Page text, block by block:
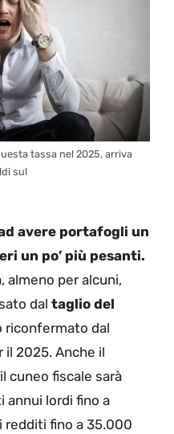
tassa nel 2025, arriva
sul
avere portafogli un
un po’ più pesanti.
almeno per alcuni,
dal taglio del
riconfermato dal
il 2025. Anche il
cuneo fiscale sarà
annui lordi fino a
redditi fino a 35.000